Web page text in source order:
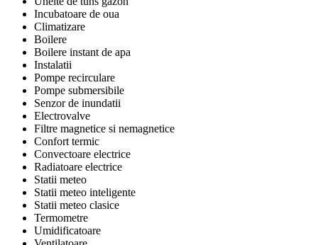
Incubatoare de oua
Climatizare
Boilere
Boilere instant de apa
Instalatii
Pompe recirculare
Pompe submersibile
Senzor de inundatii
Electrovalve
Filtre magnetice si nemagnetice
Confort termic
Convectoare electrice
Radiatoare electrice
Statii meteo
Statii meteo inteligente
Statii meteo clasice
Termometre
Umidificatoare